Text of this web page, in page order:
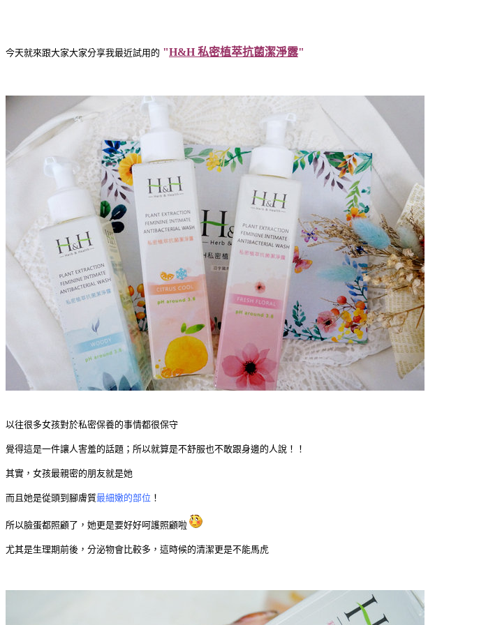
今天就來跟大家大家分享我最近試用的 "H&H 私密植萃抗菌潔淨露"
以往很多女孩對於私密保養的事情都很保守
覺得這是一件讓人害羞的話題；所以就算是不舒服也不敢跟身邊的人說！！
其實，女孩最親密的朋友就是她
而且她是從頭到腳膚質最細嫩的部位 ！
所以臉蛋都照顧了，她更是要好好呵護照顧啦
尤其是生理期前後，分泌物會比較多，這時候的清潔更是不能馬虎